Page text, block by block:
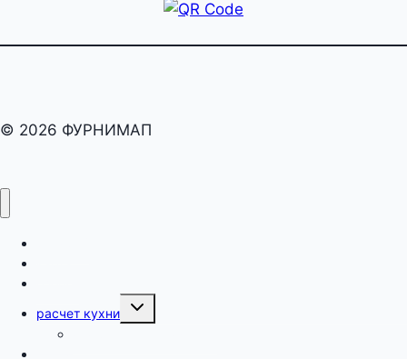
© 2026 ФУРНИМАП
расчет кухни
Переключить
дочернее